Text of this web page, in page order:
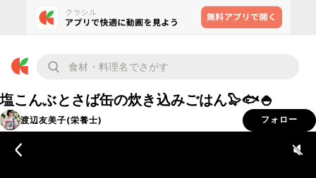
塩こんぶとさば缶の炊き込みごはん🦭🐟🍚
渡辺友美子(栄養士) フォロー